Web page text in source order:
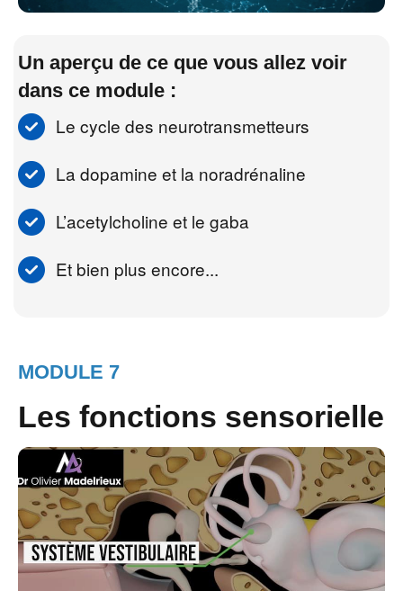
Un aperçu de ce que vous allez voir
dans ce module :
Le cycle des neurotransmetteurs
La dopamine et la noradrénaline
L’acetylcholine et le gaba
Et bien plus encore...
MODULE 7
Les fonctions sensorielle